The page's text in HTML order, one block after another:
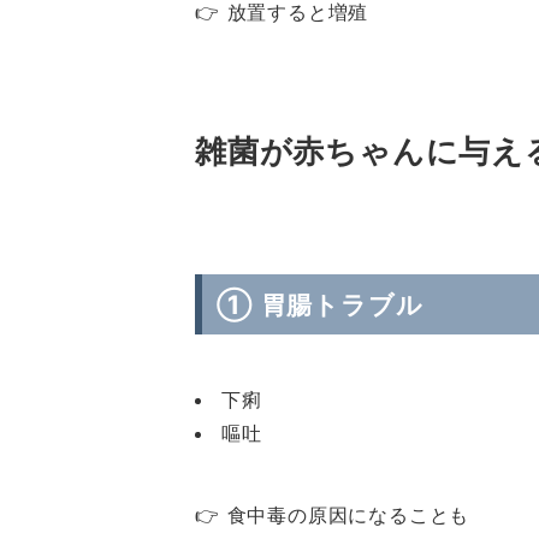
👉 放置すると増殖
雑菌が赤ちゃんに与え
① 胃腸トラブル
下痢
嘔吐
👉 食中毒の原因になることも